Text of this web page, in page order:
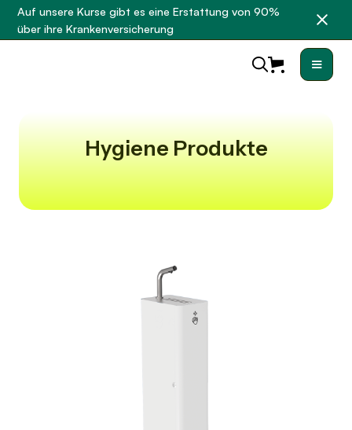
Auf unsere Kurse gibt es eine Erstattung von 90%
über ihre Krankenversicherung
Hygiene Produkte